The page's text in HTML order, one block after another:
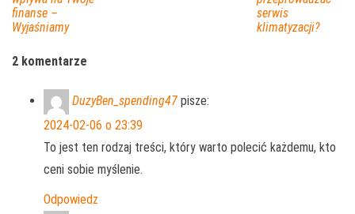
finanse –
Wyjaśniamy
serwis
klimatyzacji?
2 komentarze
DuzyBen_spending47 pisze:
2024-02-06 o 23:39
To jest ten rodzaj treści, który warto polecić każdemu, kto
ceni sobie myślenie.
Odpowiedz